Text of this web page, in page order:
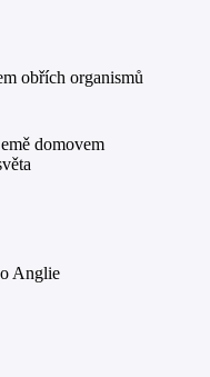
obřích organismů
domovem
Anglie